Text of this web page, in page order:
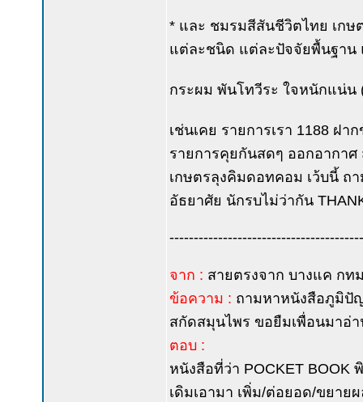
* และ ชมรมสีสันชีวิตไทย เก
แต่ละชนิด แต่ละปัจจัยพื้นฐาน
กระผม พันโทวีระ ใจหนักแน่น
เช่นเคย รายการเรา 1188 ฝ
รายการคุยกันสดๆ ออกอากาศ
เกษตรลุงคิมดอทคอม เว้บนี้ ถ
อัธยาศัย นักรบไม่ว่ากัน
จาก : สายตรงจาก บางแค กท
ข้อความ : ถามหาหนังสือภูมิปั
สกัดสมุนไพร ขอยืมเพื่อนมาอ่า
ตอบ :
หนังสือที่ว่า POCKET BOOK
เดิมเอามา เพิ่ม/ต่อยอด/ขยา